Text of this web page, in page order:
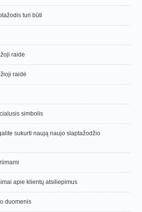
turi būti
raidė
raidė
simbolis
sukurti naują naujo slaptažodžio
apie klientų atsiliepimus
duomenis